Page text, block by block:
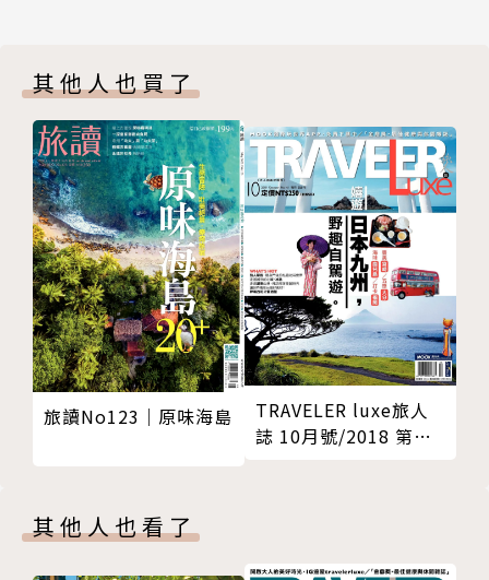
其他人也買了
旅讀No123｜原味海島
TRAVELER luxe旅人
誌 10月號/2018 第
其他人也看了